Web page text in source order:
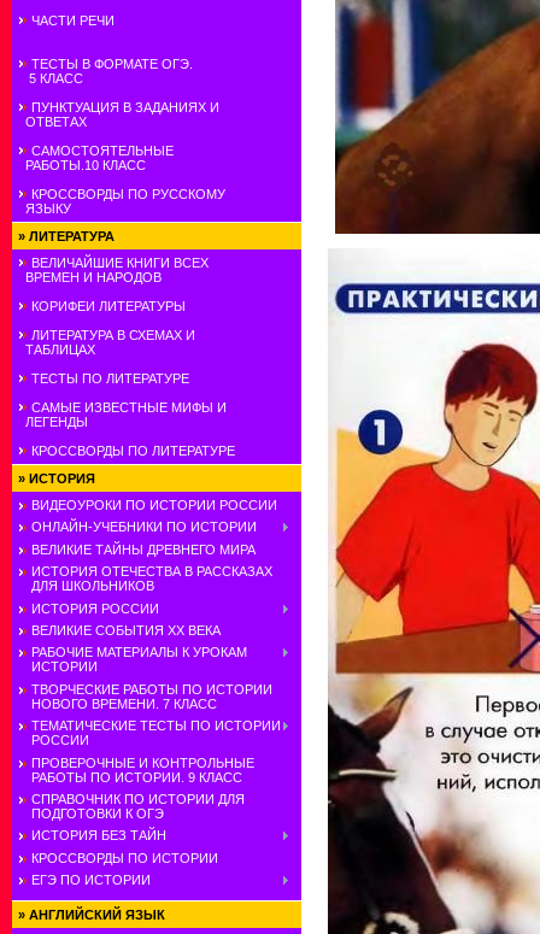
ЧАСТИ РЕЧИ
ТЕСТЫ В ФОРМАТЕ ОГЭ.
5 КЛАСС
ПУНКТУАЦИЯ В ЗАДАНИЯХ И
ОТВЕТАХ
САМОСТОЯТЕЛЬНЫЕ
РАБОТЫ.10 КЛАСС
КРОССВОРДЫ ПО РУССКОМУ
ЯЗЫКУ
» ЛИТЕРАТУРА
ВЕЛИЧАЙШИЕ КНИГИ ВСЕХ
ВРЕМЕН И НАРОДОВ
КОРИФЕИ ЛИТЕРАТУРЫ
ЛИТЕРАТУРА В СХЕМАХ И
ТАБЛИЦАХ
ТЕСТЫ ПО ЛИТЕРАТУРЕ
САМЫЕ ИЗВЕСТНЫЕ МИФЫ И
ЛЕГЕНДЫ
КРОССВОРДЫ ПО ЛИТЕРАТУРЕ
» ИСТОРИЯ
ВИДЕОУРОКИ ПО ИСТОРИИ РОССИИ
ОНЛАЙН-УЧЕБНИКИ ПО ИСТОРИИ
ВЕЛИКИЕ ТАЙНЫ ДРЕВНЕГО МИРА
ИСТОРИЯ ОТЕЧЕСТВА В РАССКАЗАХ
ДЛЯ ШКОЛЬНИКОВ
ИСТОРИЯ РОССИИ
ВЕЛИКИЕ СОБЫТИЯ ХХ ВЕКА
РАБОЧИЕ МАТЕРИАЛЫ К УРОКАМ
ИСТОРИИ
ТВОРЧЕСКИЕ РАБОТЫ ПО ИСТОРИИ
НОВОГО ВРЕМЕНИ. 7 КЛАСС
ТЕМАТИЧЕСКИЕ ТЕСТЫ ПО ИСТОРИИ
РОССИИ
ПРОВЕРОЧНЫЕ И КОНТРОЛЬНЫЕ
РАБОТЫ ПО ИСТОРИИ. 9 КЛАСС
СПРАВОЧНИК ПО ИСТОРИИ ДЛЯ
ПОДГОТОВКИ К ОГЭ
ИСТОРИЯ БЕЗ ТАЙН
КРОССВОРДЫ ПО ИСТОРИИ
ЕГЭ ПО ИСТОРИИ
» АНГЛИЙСКИЙ ЯЗЫК